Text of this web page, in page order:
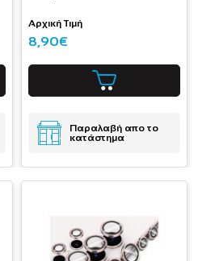
Αρχική Τιμή
8,90€
Παραλαβή απο το
κατάστημα